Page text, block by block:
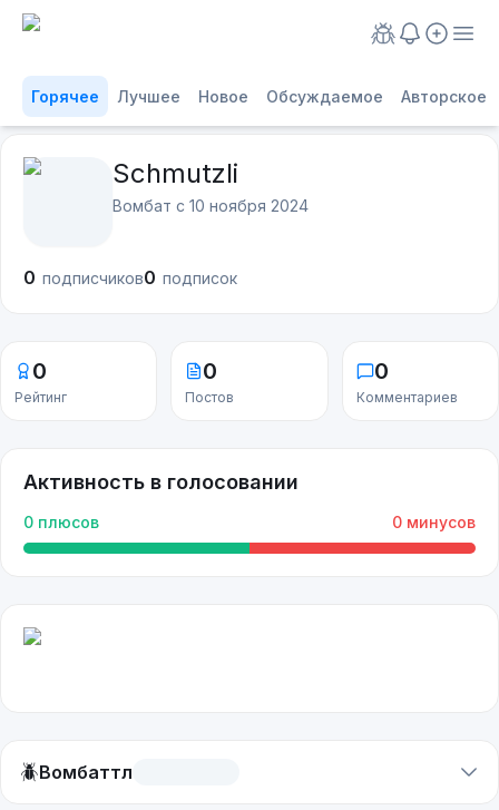
Горячее Лучшее Новое Обсуждаемое Авторское
Schmutzli
Вомбат с 10 ноября 2024
0 подписчиков0 подписок
0
Рейтинг
0
Постов
0
Комментариев
Активность в голосовании
0 плюсов 0 минусов
🪲Вомбаттл